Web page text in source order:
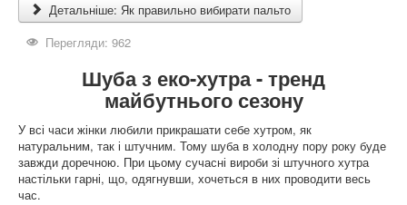
Детальніше: Як правильно вибирати пальто
Перегляди: 962
Шуба з еко-хутра - тренд
майбутнього сезону
У всі часи жінки любили прикрашати себе хутром, як
натуральним, так і штучним. Тому шуба в холодну пору року буде
завжди доречною. При цьому сучасні вироби зі штучного хутра
настільки гарні, що, одягнувши, хочеться в них проводити весь
час.